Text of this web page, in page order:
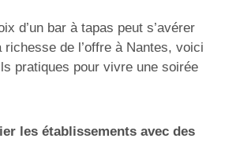
d’un bar à tapas peut s’avérer
de l’offre à Nantes, voici
pratiques pour vivre une soirée
les établissements avec des